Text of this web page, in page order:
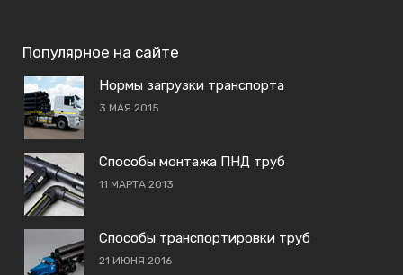
Популярное на сайте
Нормы загрузки транспорта
3 МАЯ 2015
Способы монтажа ПНД труб
11 МАРТА 2013
Способы транспортировки труб
21 ИЮНЯ 2016